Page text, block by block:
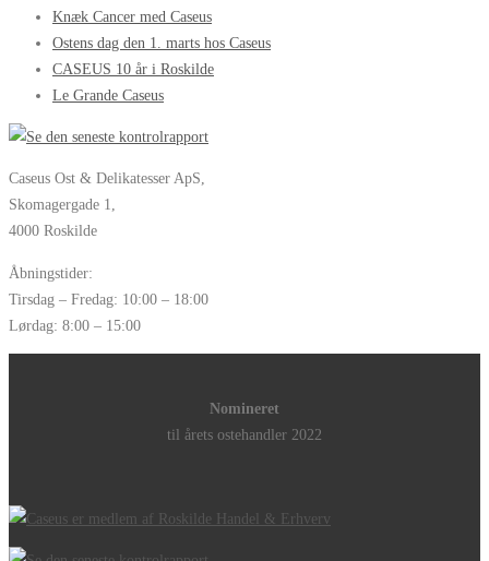
Knæk Cancer med Caseus
Ostens dag den 1. marts hos Caseus
CASEUS 10 år i Roskilde
Le Grande Caseus
Caseus Ost & Delikatesser ApS,
Skomagergade 1,
4000 Roskilde
Åbningstider:
Tirsdag – Fredag: 10:00 – 18:00
Lørdag: 8:00 – 15:00
Nomineret
til årets ostehandler 2022